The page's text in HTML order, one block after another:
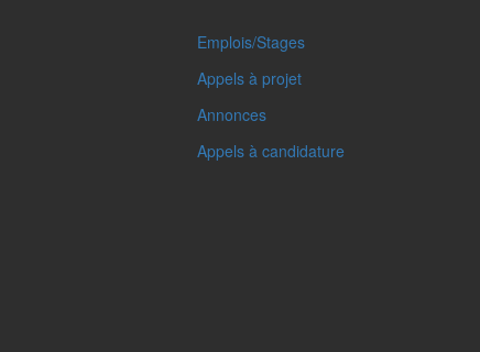
Emplois/Stages
Appels à projet
Annonces
Appels à candidature